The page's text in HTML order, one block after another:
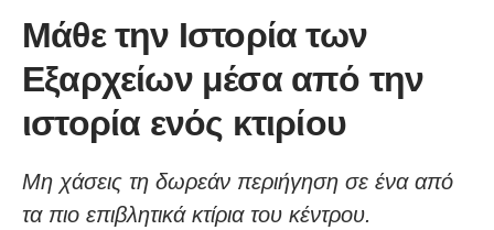
Μάθε την Ιστορία των
Εξαρχείων μέσα από την
ιστορία ενός κτιρίου
Μη χάσεις τη δωρεάν περιήγηση σε ένα από
τα πιο επιβλητικά κτίρια του κέντρου.